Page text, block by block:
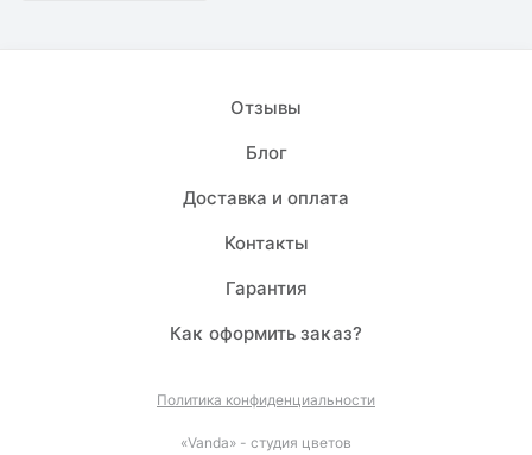
Отзывы
Блог
Доставка и оплата
Контакты
Гарантия
Каĸ оформить заĸаз?
Политика конфиденциальности
«Vanda» - студия цветов